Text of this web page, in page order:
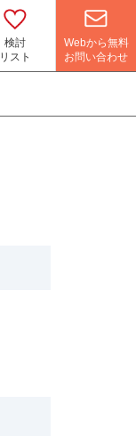
検討
リスト
Webから無料
お問い合わせ